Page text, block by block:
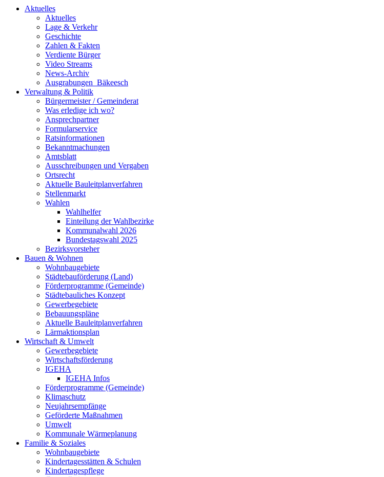
Aktuelles
Aktuelles
Lage & Verkehr
Geschichte
Zahlen & Fakten
Verdiente Bürger
Video Streams
News-Archiv
Ausgrabungen_Bäkeesch
Verwaltung & Politik
Bürgermeister / Gemeinderat
Was erledige ich wo?
Ansprechpartner
Formularservice
Ratsinformationen
Bekanntmachungen
Amtsblatt
Ausschreibungen und Vergaben
Ortsrecht
Aktuelle Bauleitplanverfahren
Stellenmarkt
Wahlen
Wahlhelfer
Einteilung der Wahlbezirke
Kommunalwahl 2026
Bundestagswahl 2025
Bezirksvorsteher
Bauen & Wohnen
Wohnbaugebiete
Städtebauförderung (Land)
Förderprogramme (Gemeinde)
Städtebauliches Konzept
Gewerbegebiete
Bebauungspläne
Aktuelle Bauleitplanverfahren
Lärmaktionsplan
Wirtschaft & Umwelt
Gewerbegebiete
Wirtschaftsförderung
IGEHA
IGEHA Infos
Förderprogramme (Gemeinde)
Klimaschutz
Neujahrsempfänge
Geförderte Maßnahmen
Umwelt
Kommunale Wärmeplanung
Familie & Soziales
Wohnbaugebiete
Kindertagesstätten & Schulen
Kindertagespflege